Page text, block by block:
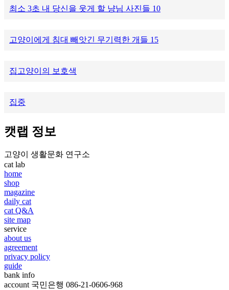
최소 3초 내 당신을 웃게 할 냥님 사진들 10
고양이에게 침대 빼앗긴 무기력한 개들 15
집고양이의 보호색
집중
캣랩 정보
고양이 생활문화 연구소
cat lab
home
shop
magazine
daily cat
cat Q&A
site map
service
about us
agreement
privacy policy
guide
bank info
account 국민은행 086-21-0606-968